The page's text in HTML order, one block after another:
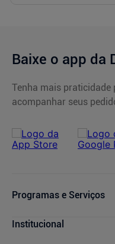
Baixe o app da
Tenha mais praticidade
acompanhar seus
Programas e Serviços
Cupons de Desconto
Institucional